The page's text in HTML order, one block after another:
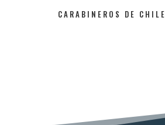
CARABINEROS DE CHILE